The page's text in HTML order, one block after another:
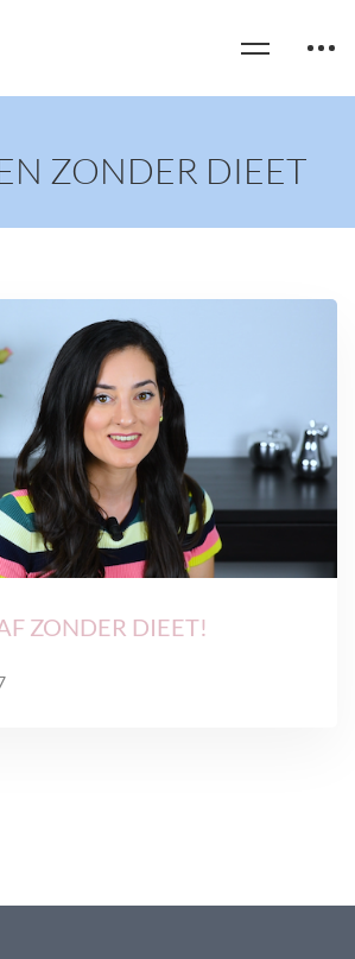
ZONDER DIEET
ZONDER DIEET!